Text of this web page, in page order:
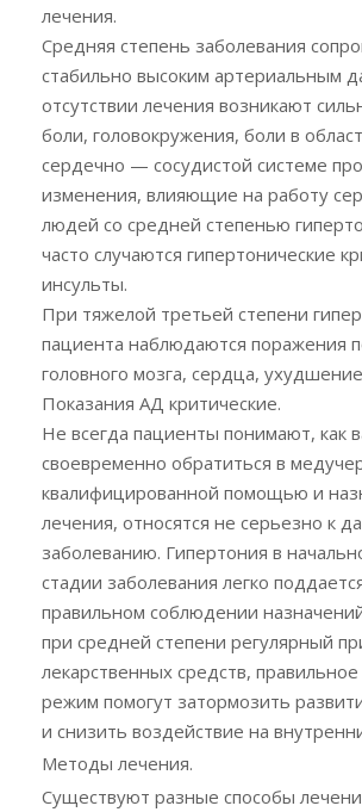
лечения.
Средняя степень заболевания
стабильно высоким артериальным
отсутствии лечения возникают
боли, головокружения, боли в
сердечно — сосудистой системе
изменения, влияющие на работу
людей со средней степенью
часто случаются гипертонические
инсульты.
При тяжелой третьей степени
пациента наблюдаются поражения
головного мозга, сердца,
Показания АД критические.
Не всегда пациенты понимают, как
своевременно обратиться в
квалифицированной помощью и
лечения, относятся не серьезно к
заболеванию. Гипертония в
стадии заболевания легко
правильном соблюдении
при средней степени регулярный
лекарственных средств,
режим помогут затормозить
и снизить воздействие на
Методы лечения.
Существуют разные способы